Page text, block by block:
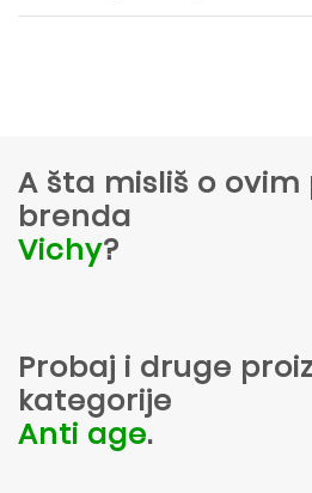
A šta misliš o
brenda
Vichy?
Probaj i druge
kategorije
Anti age.